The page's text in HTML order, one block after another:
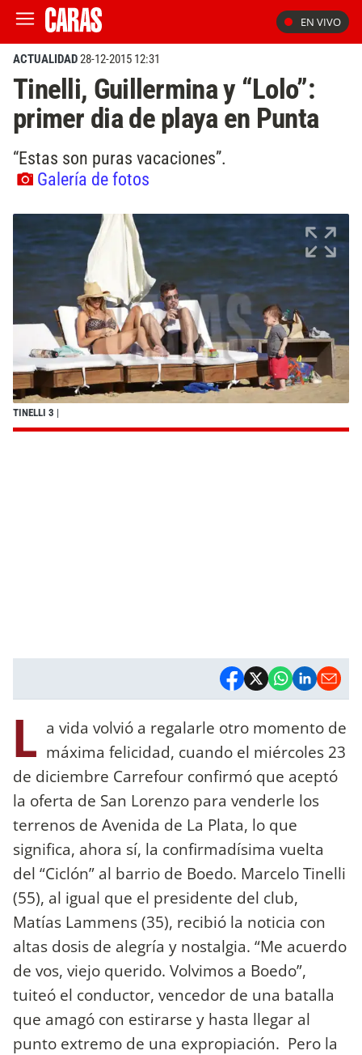
EN VIVO
ACTUALIDAD28-12-2015 12:31
Tinelli, Guillermina y “Lolo”:
primer dia de playa en Punta
“Estas son puras vacaciones”.
Galería de fotos
TINELLI 3 |
L a vida volvió a regalarle otro momento de
máxima felicidad, cuando el miércoles 23
de diciembre Carrefour confirmó que aceptó
la oferta de San Lorenzo para venderle los
terrenos de Avenida de La Plata, lo que
significa, ahora sí, la confirmadísima vuelta
del “Ciclón” al barrio de Boedo. Marcelo Tinelli
(55), al igual que el presidente del club,
Matías Lammens (35), recibió la noticia con
altas dosis de alegría y nostalgia. “Me acuerdo
de vos, viejo querido. Volvimos a Boedo”,
tuiteó el conductor, vencedor de una batalla
que amagó con estirarse y hasta llegar al
punto extremo de una expropiación. Pero la